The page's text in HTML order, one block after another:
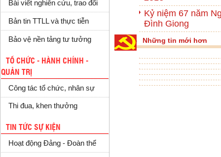
Bài viết nghiên cứu, trao đổi
Bản tin TTLL và thực tiễn
Bảo vệ nền tảng tư tưởng
TỔ CHỨC - HÀNH CHÍNH -
QUẢN TRỊ
Công tác tổ chức, nhân sự
Thi đua, khen thưởng
TIN TỨC SỰ KIỆN
Hoạt động Đảng - Đoàn thể
Kỷ niệm 67 năm
Đình Giong
Những tin mới hơn